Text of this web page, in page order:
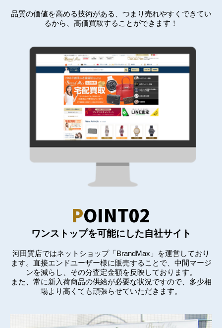
品質の価値を高める技術がある、つまり売れやすくできてい
るから、高価買取することができます！
POINT02
ワンストップを可能にした自社サイト
河田質店ではネットショップ「BrandMax」を運営しており
ます。直接エンドユーザー様に販売することで、中間マージ
ンを減らし、その分査定金額を反映しております。
また、常に新入荷商品の供給が必要な状況ですので、多少相
場より高くても頑張らせていただきます。